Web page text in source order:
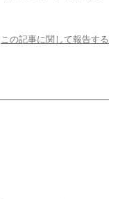
この記事に関して報告する